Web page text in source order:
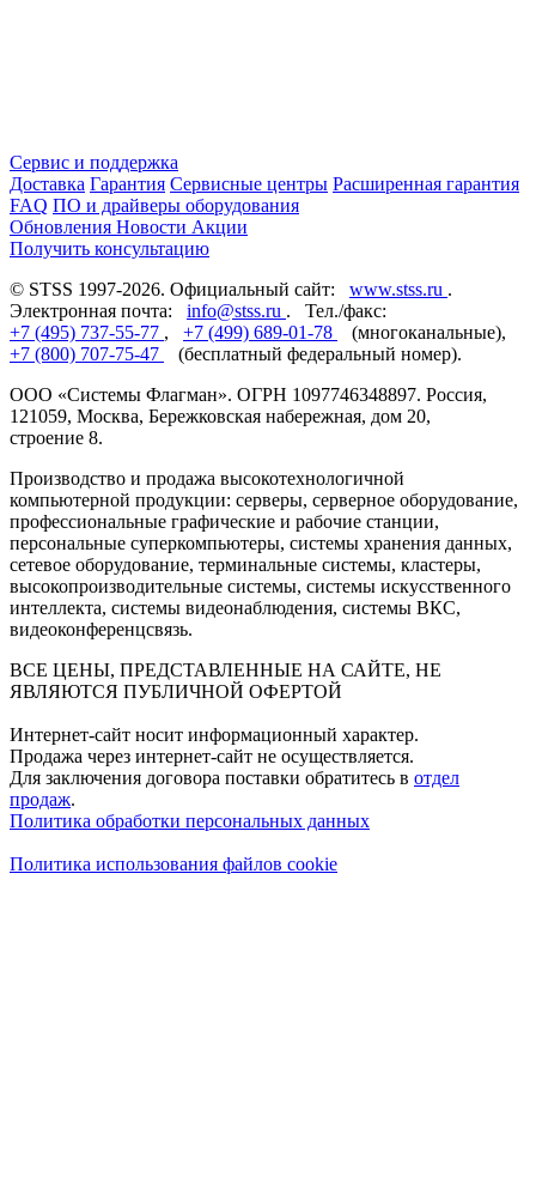
Сервис и поддержка
Доставка Гарантия Сервисные центры Расширенная гарантия
FAQ ПО и драйверы оборудования
Обновления Новости Акции
Получить консультацию
© STSS 1997-2026. Официальный сайт: www.stss.ru .
Электронная почта: info@stss.ru . Тел./факс:
+7 (495) 737-55-77 , +7 (499) 689-01-78
(многоканальные),
+7 (800) 707-75-47
(бесплатный федеральный номер).
ООО «Системы Флагман». ОГРН 1097746348897. Россия,
121059, Москва, Бережковская набережная, дом 20,
строение 8.
Производство и продажа высокотехнологичной
компьютерной продукции: серверы, серверное оборудование,
профессиональные графические и рабочие станции,
персональные суперкомпьютеры, системы хранения данных,
сетевое оборудование, терминальные системы, кластеры,
высокопроизводительные системы, системы искусственного
интеллекта, системы видеонаблюдения, системы ВКС,
видеоконференцсвязь.
ВСЕ ЦЕНЫ, ПРЕДСТАВЛЕННЫЕ НА САЙТЕ, НЕ
ЯВЛЯЮТСЯ ПУБЛИЧНОЙ ОФЕРТОЙ
Интернет-сайт носит информационный характер.
Продажа через интернет-сайт не осуществляется.
Для заключения договора поставки обратитесь в отдел
продаж.
Политика обработки персональных данных
Политика использования файлов cookie